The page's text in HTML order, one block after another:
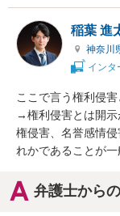
稲葉 進
神奈川
インタ
ここで言う権利侵
→権利侵害とは開示
権侵害、名誉感情
れかであることが一
弁護士から